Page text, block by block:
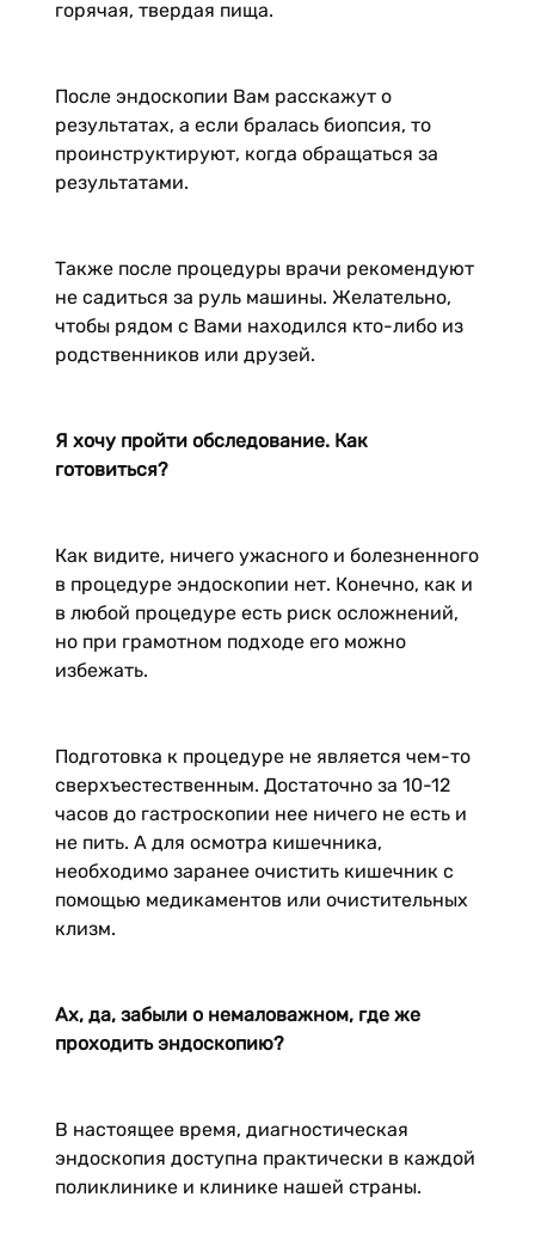
горячая, твердая пища.
После эндоскопии Вам расскажут о
результатах, а если бралась биопсия, то
проинструктируют, когда обращаться за
результатами.
Также после процедуры врачи рекомендуют
не садиться за руль машины. Желательно,
чтобы рядом с Вами находился кто-либо из
родственников или друзей.
Я хочу пройти обследование. Как
готовиться?
Как видите, ничего ужасного и болезненного
в процедуре эндоскопии нет. Конечно, как и
в любой процедуре есть риск осложнений,
но при грамотном подходе его можно
избежать.
Подготовка к процедуре не является чем-то
сверхъестественным. Достаточно за 10-12
часов до гастроскопии нее ничего не есть и
не пить. А для осмотра кишечника,
необходимо заранее очистить кишечник с
помощью медикаментов или очистительных
клизм.
Ах, да, забыли о немаловажном, где же
проходить эндоскопию?
В настоящее время, диагностическая
эндоскопия доступна практически в каждой
поликлинике и клинике нашей страны.